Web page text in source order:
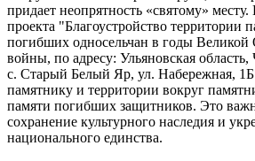
придает неопрятность «святому»
проекта "Благоустройство территории
погибших односельчан в годы Великой
войны, по адресу: Ульяновская
с. Старый Белый Яр, ул. Набережная,
памятнику и территории вокруг
памяти погибших защитников. Это
сохранение культурного наследия и
национального единства.